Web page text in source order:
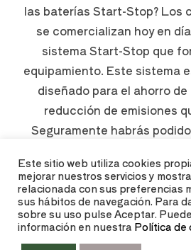
las baterías Start-Stop? Los
se comercializan hoy en
sistema Start-Stop que
equipamiento. Este sistema
diseñado para el ahorro
reducción de emisiones
Seguramente habrás
LEER MÁS
Este sitio web utiliza cookies
mejorar nuestros servicios y
relacionada con sus preferencias
sus hábitos de navegación. Para
sobre su uso pulse Aceptar.
información en nuestra Política de